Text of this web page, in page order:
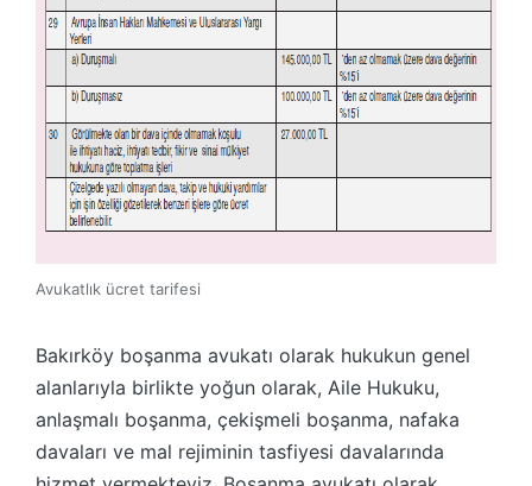
Avukatlık ücret tarifesi
Bakırköy boşanma avukatı olarak hukukun genel
alanlarıyla birlikte yoğun olarak, Aile Hukuku,
anlaşmalı boşanma, çekişmeli boşanma, nafaka
davaları ve mal rejiminin tasfiyesi davalarında